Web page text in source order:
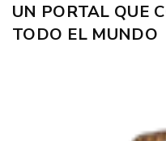
UN PORTAL QUE
TODO EL MUNDO